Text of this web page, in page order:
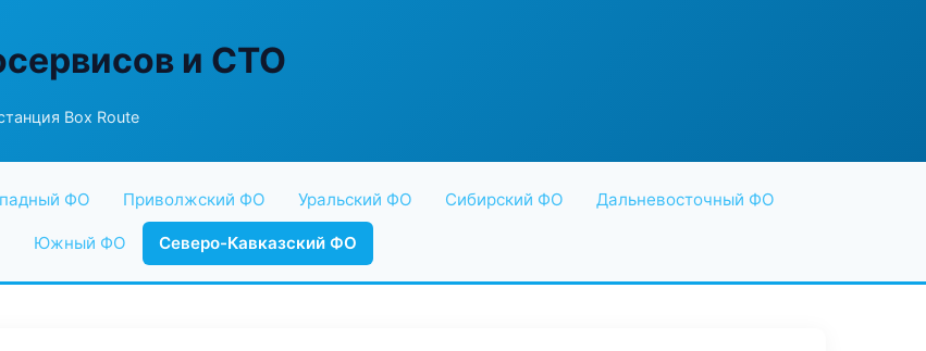
и СТО
Box Route
ФО Приволжский ФО Уральский ФО Сибирский ФО Дальневосточный ФО
Южный ФО Северо-Кавказский ФО